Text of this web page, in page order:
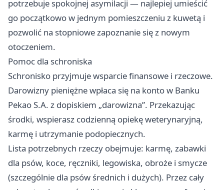
potrzebuje spokojnej asymilacji — najlepiej umieścić
go początkowo w jednym pomieszczeniu z kuwetą i
pozwolić na stopniowe zapoznanie się z nowym
otoczeniem.
Pomoc dla schroniska
Schronisko przyjmuje wsparcie finansowe i rzeczowe.
Darowizny pieniężne wpłaca się na konto w Banku
Pekao S.A. z dopiskiem „darowizna”. Przekazując
środki, wspierasz codzienną opiekę weterynaryjną,
karmę i utrzymanie podopiecznych.
Lista potrzebnych rzeczy obejmuje: karmę, zabawki
dla psów, koce, ręczniki, legowiska, obroże i smycze
(szczególnie dla psów średnich i dużych). Przez cały